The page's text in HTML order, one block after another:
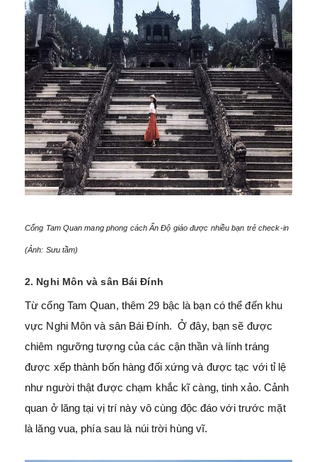
Cổng Tam Quan mang phong cách Ấn Độ giáo được nhiều bạn trẻ check-in
(Ảnh: Sưu tầm)
2. Nghi Môn và sân Bái Đính
Từ cổng Tam Quan, thêm 29 bậc là bạn có thể đến khu
vực Nghi Môn và sân Bái Đính. Ở đây, bạn sẽ được
chiêm ngưỡng tượng của các cận thần và lính tráng
được xếp thành bốn hàng đối xứng và được tạc với tỉ lệ
như người thật được chạm khắc kĩ càng, tinh xảo. Cảnh
quan ở lăng tại vị trí này vô cùng độc đáo với trước mặt
là lăng vua, phía sau là núi trời hùng vĩ.